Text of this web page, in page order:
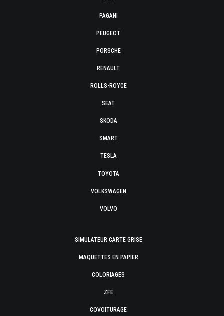
PAGANI
PEUGEOT
PORSCHE
RENAULT
ROLLS-ROYCE
SEAT
SKODA
SMART
TESLA
TOYOTA
VOLKSWAGEN
VOLVO
SIMULATEUR CARTE GRISE
MAQUETTES EN PAPIER
COLORIAGES
ZFE
COVOITURAGE